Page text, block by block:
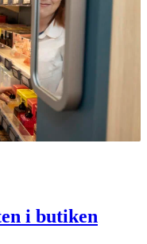
i butiken